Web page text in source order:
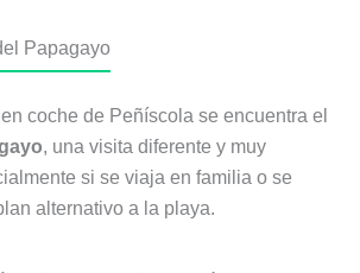
Papagayo
coche de Peñíscola se encuentra el
, una visita diferente y muy
si se viaja en familia o se
alternativo a la playa.